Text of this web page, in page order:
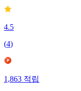
4.5
(4)
1,863적립